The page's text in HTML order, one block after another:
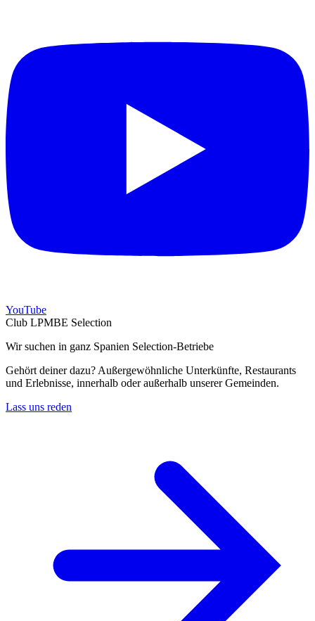
YouTube
Club LPMBE Selection
Wir suchen in ganz Spanien Selection-Betriebe
Gehört deiner dazu? Außergewöhnliche Unterkünfte, Restaurants
und Erlebnisse, innerhalb oder außerhalb unserer Gemeinden.
Lass uns reden